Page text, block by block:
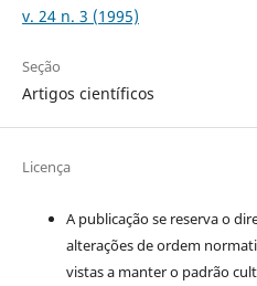
v. 24 n. 3 (1995)
Seção
Artigos científicos
Licença
A publicação se reserva o
alterações de ordem
vistas a manter o padrão